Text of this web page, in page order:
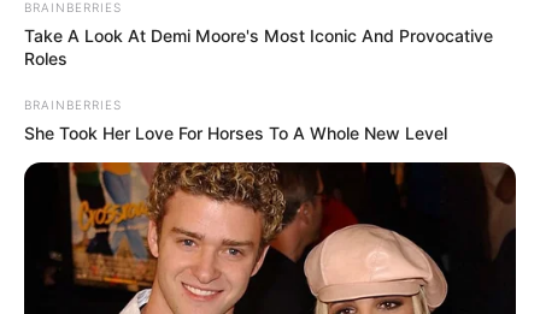
ΚΟΙΝΩΝΙΚΑ ΔΙΚΤΥΑ
EMAIL
BRAINBERRIES
Take A Look At Demi Moore's Most Iconic And Provocative
Roles
BRAINBERRIES
She Took Her Love For Horses To A Whole New Level